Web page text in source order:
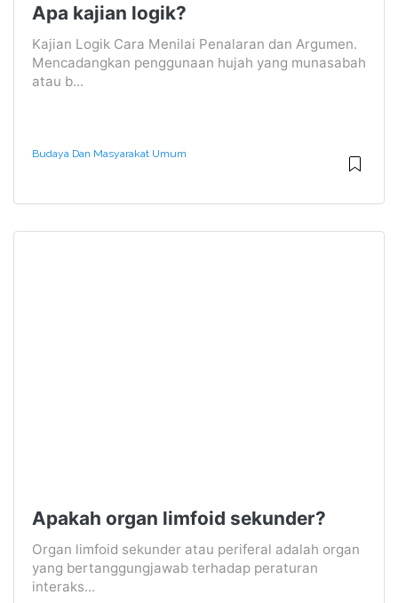
Apa kajian logik?
Kajian Logik Cara Menilai Penalaran dan Argumen.
Mencadangkan penggunaan hujah yang munasabah
atau b...
Budaya Dan Masyarakat Umum
Apakah organ limfoid sekunder?
Organ limfoid sekunder atau periferal adalah organ
yang bertanggungjawab terhadap peraturan
interaks...